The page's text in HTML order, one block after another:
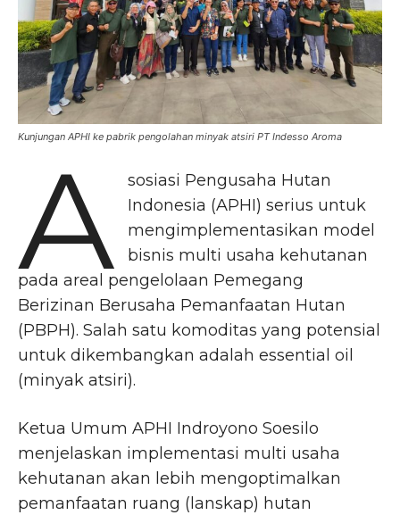
Kunjungan APHI ke pabrik pengolahan minyak atsiri PT Indesso Aroma
A
sosiasi Pengusaha Hutan
Indonesia (APHI) serius untuk
mengimplementasikan model
bisnis multi usaha kehutanan
pada areal pengelolaan Pemegang
Berizinan Berusaha Pemanfaatan Hutan
(PBPH). Salah satu komoditas yang potensial
untuk dikembangkan adalah essential oil
(minyak atsiri).
Ketua Umum APHI Indroyono Soesilo
menjelaskan implementasi multi usaha
kehutanan akan lebih mengoptimalkan
pemanfaatan ruang (lanskap) hutan